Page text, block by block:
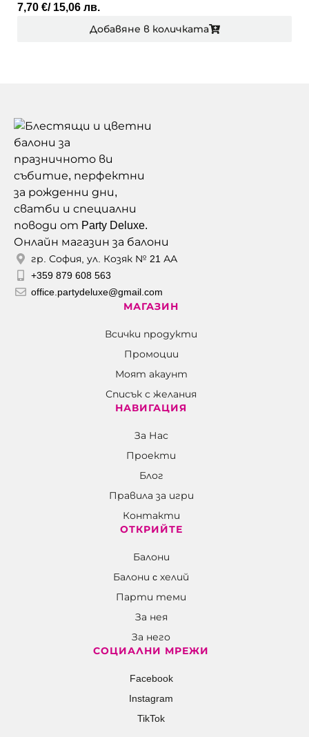
Добавяне в количката
Онлайн магазин за балони
гр. София, ул. Козяк № 21 АА
+359 879 608 563
office.partydeluxe@gmail.com
МАГАЗИН
Всички продукти
Промоции
Моят акаунт
Списък с желания
НАВИГАЦИЯ
За Нас
Проекти
Блог
Правила за игри
Контакти
ОТКРИЙТЕ
Балони
Балони c хелий
Парти теми
За нея
За него
СОЦИАЛНИ МРЕЖИ
Facebook
Instagram
TikTok